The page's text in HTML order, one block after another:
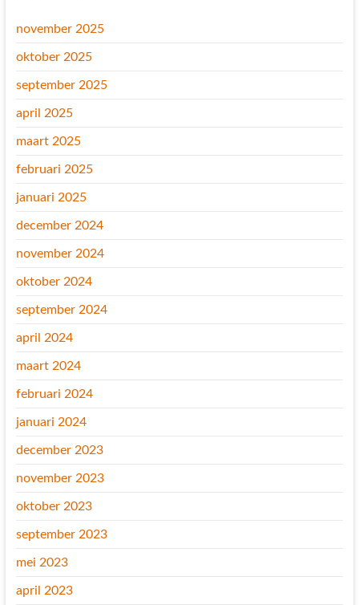
november 2025
oktober 2025
september 2025
april 2025
maart 2025
februari 2025
januari 2025
december 2024
november 2024
oktober 2024
september 2024
april 2024
maart 2024
februari 2024
januari 2024
december 2023
november 2023
oktober 2023
september 2023
mei 2023
april 2023